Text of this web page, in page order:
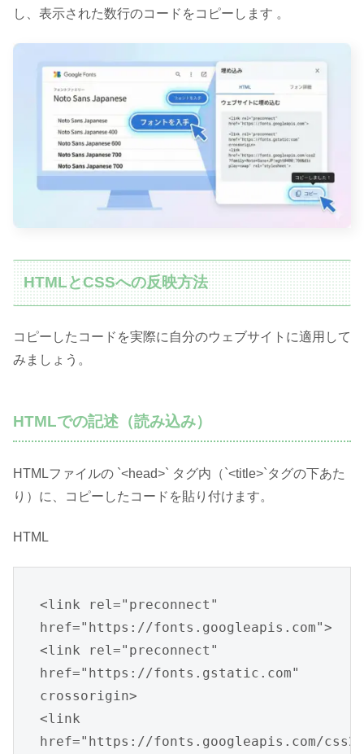
し、表示された数行のコードをコピーします 。
HTMLとCSSへの反映方法
コピーしたコードを実際に自分のウェブサイトに適用して
みましょう。
HTMLでの記述（読み込み）
HTMLファイルの `<head>` タグ内（`<title>`タグの下あた
り）に、コピーしたコードを貼り付けます。
HTML
<link rel="preconnect"
href="https://fonts.googleapis.com">
<link rel="preconnect"
href="https://fonts.gstatic.com"
crossorigin>
<link
href="https://fonts.googleapis.com/css2?